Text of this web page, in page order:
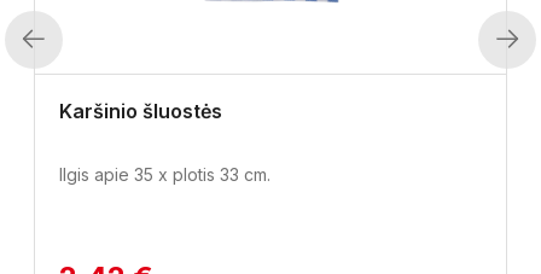
Previous
Karšinio šluostės
Ilgis apie 35 x plotis 33 cm.
Next